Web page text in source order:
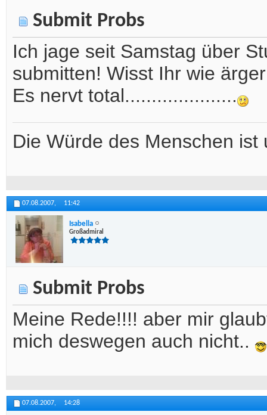
Submit Probs
Ich jage seit Samstag über
submitten! Wisst Ihr wie
Es nervt total.....................
Die Würde des Menschen ist
07.08.2007, 11:42
Isabella
Großadmiral
Submit Probs
Meine Rede!!!! aber mir
mich deswegen auch nicht..
07.08.2007, 14:28